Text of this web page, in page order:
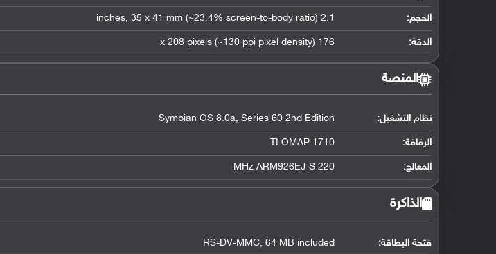
الحجم: 2.1 inches, 35 x 41 mm (~23.4% screen-to-body ratio)
الدقة: 176 x 208 pixels (~130 ppi pixel density)
المنصة
نظام التشغيل:
Symbian OS 8.0a, Series 60 2nd Edition
الرقاقة:
TI OMAP 1710
المعالج:
220 MHz ARM926EJ-S
الذاكرة
فتحة البطاقة: RS-DV-MMC, 64 MB included